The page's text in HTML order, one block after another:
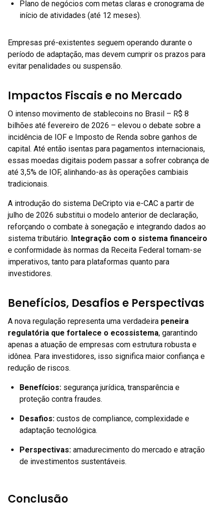
Plano de negócios com metas claras e cronograma de
início de atividades (até 12 meses).
Empresas pré-existentes seguem operando durante o
período de adaptação, mas devem cumprir os prazos para
evitar penalidades ou suspensão.
Impactos Fiscais e no Mercado
O intenso movimento de stablecoins no Brasil – R$ 8
bilhões até fevereiro de 2026 – elevou o debate sobre a
incidência de IOF e Imposto de Renda sobre ganhos de
capital. Até então isentas para pagamentos internacionais,
essas moedas digitais podem passar a sofrer cobrança de
até 3,5% de IOF, alinhando-as às operações cambiais
tradicionais.
A introdução do sistema DeCripto via e-CAC a partir de
julho de 2026 substitui o modelo anterior de declaração,
reforçando o combate à sonegação e integrando dados ao
sistema tributário. Integração com o sistema financeiro
e conformidade às normas da Receita Federal tornam-se
imperativos, tanto para plataformas quanto para
investidores.
Benefícios, Desafios e Perspectivas
A nova regulação representa uma verdadeira peneira
regulatória que fortalece o ecossistema, garantindo
apenas a atuação de empresas com estrutura robusta e
idônea. Para investidores, isso significa maior confiança e
redução de riscos.
Benefícios: segurança jurídica, transparência e
proteção contra fraudes.
Desafios: custos de compliance, complexidade e
adaptação tecnológica.
Perspectivas: amadurecimento do mercado e atração
de investimentos sustentáveis.
Conclusão